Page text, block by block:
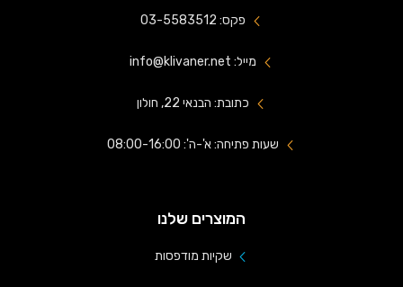
פקס: 03-5583512
מייל: info@klivaner.net
כתובת: הבנאי 22, חולון
שעות פתיחה: א'-ה': 08:00-16:00
המוצרים שלנו
שקיות מודפסות